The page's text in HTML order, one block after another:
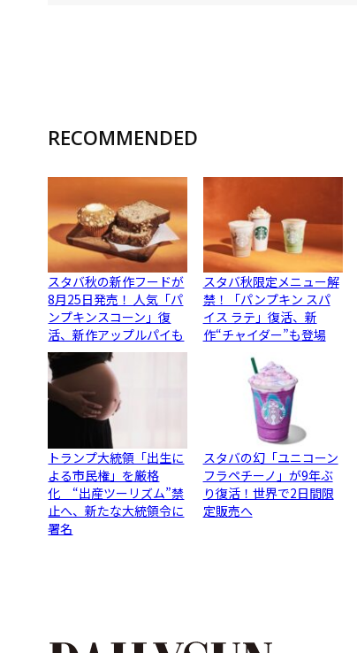
RECOMMENDED
スタバ秋の新作フードが
8月25日発売！ 人気「パ
ンプキンスコーン」復
活、新作アップルパイも
スタバ秋限定メニュー解
禁！「パンプキン スパ
イス ラテ」復活、新
作“チャイダー”も登場
トランプ大統領「出生に
よる市民権」を厳格
化 “出産ツーリズム”禁
止へ、新たな大統領令に
署名
スタバの幻「ユニコーン
フラペチーノ」が9年ぶ
り復活！世界で2日間限
定販売へ